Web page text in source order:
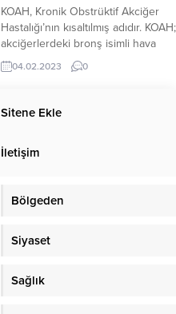
KOAH, Kronik Obstrüktif Akciğer
Hastalığı’nın kısaltılmış adıdır. KOAH;
akciğerlerdeki bronş isimli hava
keseciklerinin tıkanması sonucu
öksürük ve nefes darlığı ile kendini
Pandemi sonrası daha sık rastlanan
Op.Dr. Ahmet Kılıç en çok sorulan
04.02.2023 0
Sitene Ekle
İletişim
Bölgeden
Siyaset
Sağlık